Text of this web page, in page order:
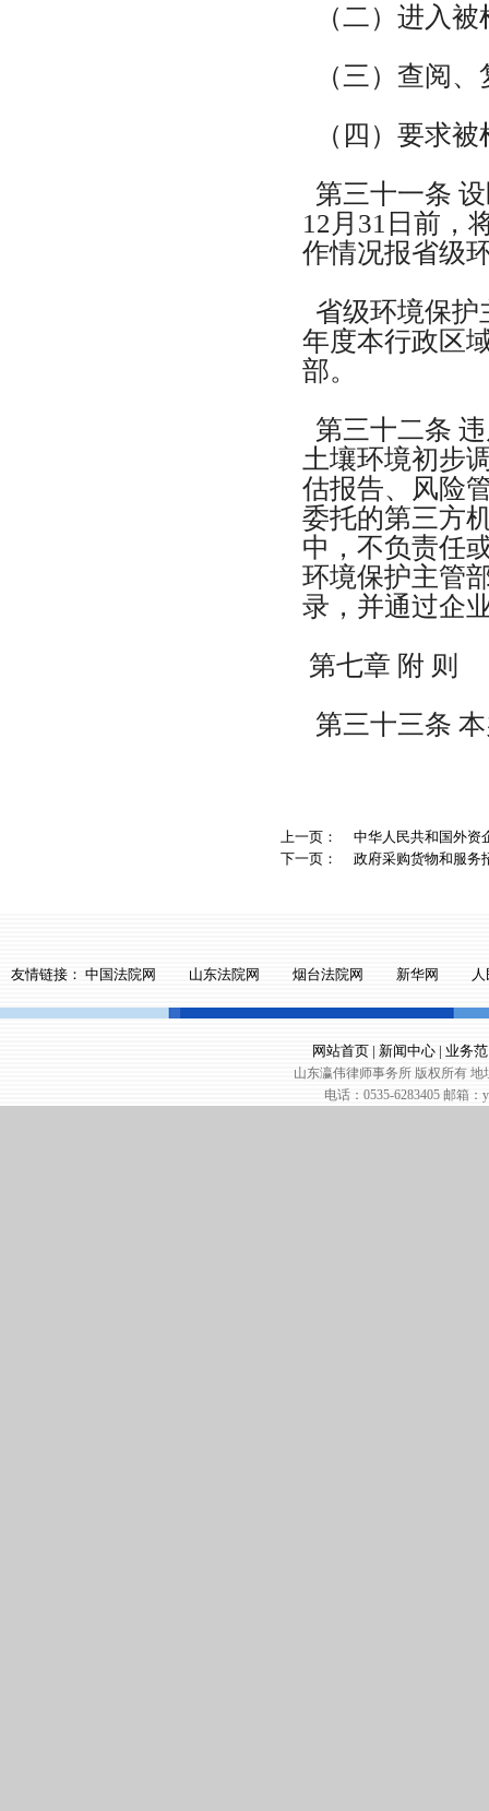
（二）进入
（三）查阅
（四）要求
第三十一条
12月31日前，
作情况报省级
省级环境保护
年度本行政区
部。
第三十二条
土壤环境初步
估报告、风险
委托的第三方
中，不负责任
环境保护主管
录，并通过企
第七章 附 则
第三十三条
上一页：
中华人民共和国外资
下一页：
政府采购货物和服务
友情链接： 中国法院网 山东法院网 烟台法院网 新华网
网站首页 | 新闻中心 | 业务
山东瀛伟律师事务所 版权所有
电话：0535-6283405 邮箱：